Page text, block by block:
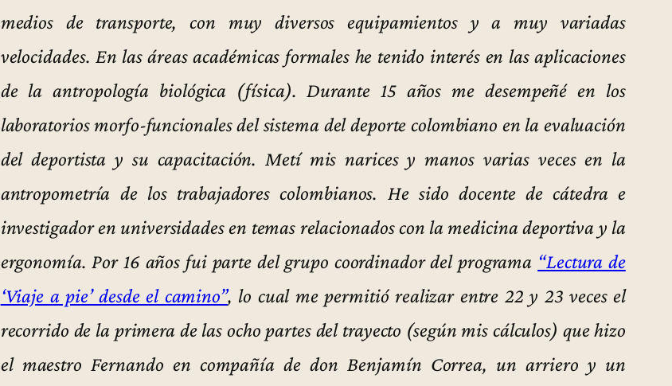
medios de transporte, con muy diversos equipamientos y a muy variadas
velocidades. En las áreas académicas formales he tenido interés en las aplicaciones
de la antropología biológica (física). Durante 15 años me desempeñé en los
laboratorios morfo-funcionales del sistema del deporte colombiano en la evaluación
del deportista y su capacitación. Metí mis narices y manos varias veces en la
antropometría de los trabajadores colombianos. He sido docente de cátedra e
investigador en universidades en temas relacionados con la medicina deportiva y la
ergonomía. Por 16 años fui parte del grupo coordinador del programa “Lectura de
‘Viaje a pie’ desde el camino”, lo cual me permitió realizar entre 22 y 23 veces el
recorrido de la primera de las ocho partes del trayecto (según mis cálculos) que hizo
el maestro Fernando en compañía de don Benjamín Correa, un arriero y un